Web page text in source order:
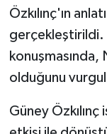
Özkılınç'ın
gerçekleştirildi.
olduğunu
Güney